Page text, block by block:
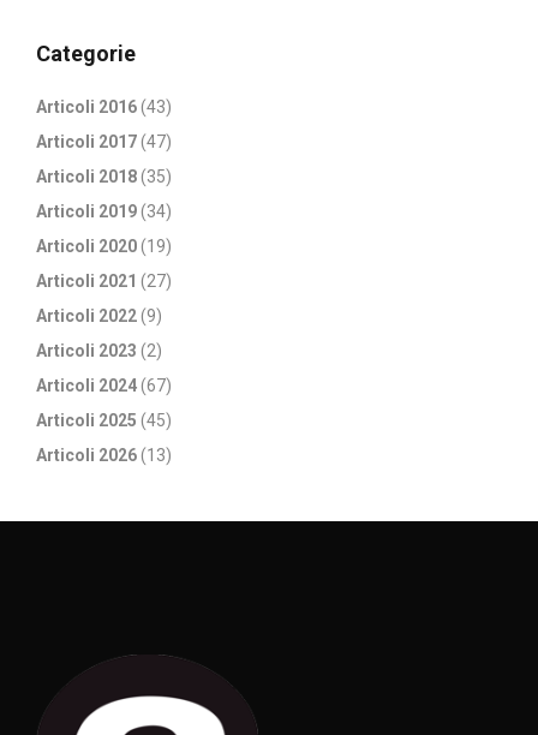
Categorie
Articoli 2016(43)
Articoli 2017(47)
Articoli 2018(35)
Articoli 2019(34)
Articoli 2020(19)
Articoli 2021 (27)
Articoli 2022(9)
Articoli 2023 (2)
Articoli 2024(67)
Articoli 2025 (45)
Articoli 2026(13)